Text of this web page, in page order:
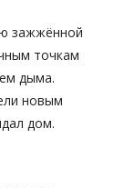
зажжённой
точкам
дыма.
новым
дом.